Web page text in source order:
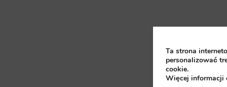
Ta strona
personalizować
cookie.
Więcej informacji